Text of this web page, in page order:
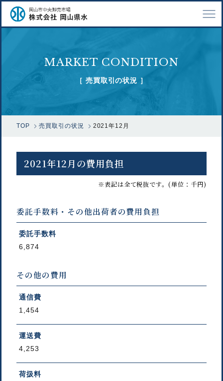
お問い合わせ
MARKET CONDITION
［ 売買取引の状況 ］
TOP 売買取引の状況 2021年12月
2021年12月の費用負担
※表記は全て税抜です。(単位：千円)
委託手数料・その他出荷者の費用負担
委託手数料
6,874
その他の費用
通信費
1,454
運送費
4,253
荷扱料